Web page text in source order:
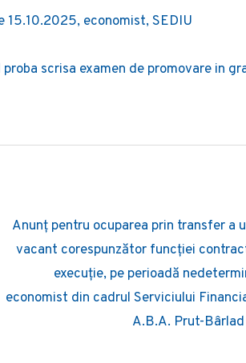
15.10.2025, economist, SEDIU
scrisa examen de promovare in
Anunț pentru ocuparea prin transfer a
vacant corespunzător funcției
execuție, pe perioadă
economist din cadrul Serviciului
A.B.A. Prut-Bârlad